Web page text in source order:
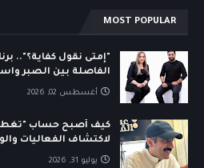
MOST POPULAR
"إمتى نقول كفاية؟"..
الفاصلة بين الصبر
أغسطس 02, 2026
كيف أصبح حساب
لاكتشاف الفعاليات
يوليو 31, 2026